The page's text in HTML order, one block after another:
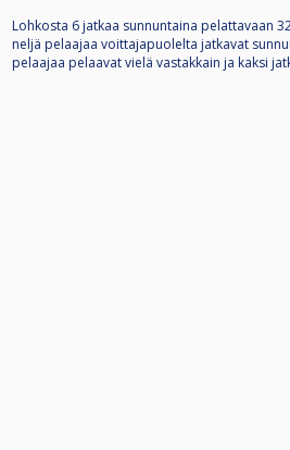
Lohkosta 6 jatkaa sunnuntaina pelattavaan
neljä pelaajaa voittajapuolelta jatkavat
pelaajaa pelaavat vielä vastakkain ja kaksi